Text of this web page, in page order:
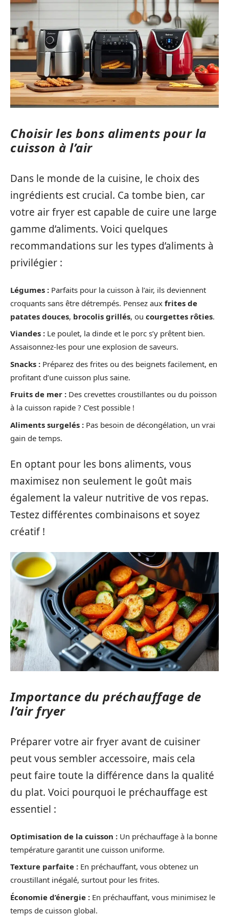
Choisir les bons aliments pour la
cuisson à l’air
Dans le monde de la cuisine, le choix des
ingrédients est crucial. Ca tombe bien, car
votre air fryer est capable de cuire une large
gamme d’aliments. Voici quelques
recommandations sur les types d’aliments à
privilégier :
Légumes : Parfaits pour la cuisson à l’air, ils deviennent
croquants sans être détrempés. Pensez aux frites de
patates douces, brocolis grillés, ou courgettes rôties.
Viandes : Le poulet, la dinde et le porc s’y prêtent bien.
Assaisonnez-les pour une explosion de saveurs.
Snacks : Préparez des frites ou des beignets facilement, en
profitant d’une cuisson plus saine.
Fruits de mer : Des crevettes croustillantes ou du poisson
à la cuisson rapide ? C’est possible !
Aliments surgelés : Pas besoin de décongélation, un vrai
gain de temps.
En optant pour les bons aliments, vous
maximisez non seulement le goût mais
également la valeur nutritive de vos repas.
Testez différentes combinaisons et soyez
créatif !
Importance du préchauffage de
l’air fryer
Préparer votre air fryer avant de cuisiner
peut vous sembler accessoire, mais cela
peut faire toute la différence dans la qualité
du plat. Voici pourquoi le préchauffage est
essentiel :
Optimisation de la cuisson : Un préchauffage à la bonne
température garantit une cuisson uniforme.
Texture parfaite : En préchauffant, vous obtenez un
croustillant inégalé, surtout pour les frites.
Économie d’énergie : En préchauffant, vous minimisez le
temps de cuisson global.